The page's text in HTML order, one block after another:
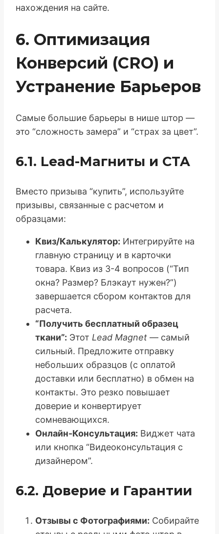
нахождения на сайте.
6. Оптимизация
Конверсий (CRO) и
Устранение Барьеров
Самые большие барьеры в нише штор —
это “сложность замера” и “страх за цвет”.
6.1. Lead-Магниты и CTA
Вместо призыва “купить”, используйте
призывы, связанные с расчетом и
образцами:
Квиз/Калькулятор: Интегрируйте на
главную страницу и в карточки
товара. Квиз из 3-4 вопросов (“Тип
окна? Размер? Блэкаут нужен?”)
завершается сбором контактов для
расчета.
“Получить бесплатный образец
ткани”: Этот Lead Magnet — самый
сильный. Предложите отправку
небольших образцов (с оплатой
доставки или бесплатно) в обмен на
контакты. Это резко повышает
доверие и конвертирует
сомневающихся.
Онлайн-Консультация: Виджет чата
или кнопка “Видеоконсультация с
дизайнером”.
6.2. Доверие и Гарантии
Отзывы с Фотографиями: Собирайте